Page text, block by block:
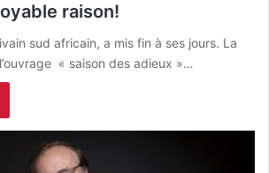
raison!
sud africain, a mis fin à ses jours. La
« saison des adieux »…